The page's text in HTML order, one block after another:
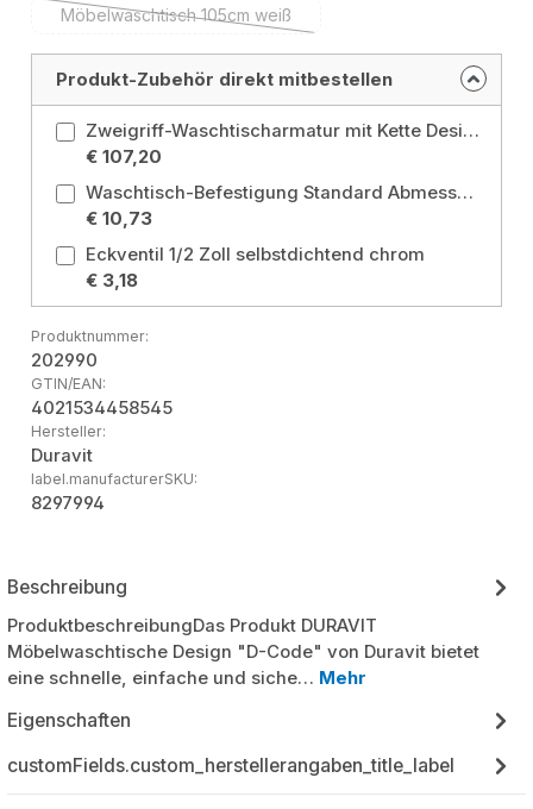
Möbelwaschtisch 105cm weiß
(Diese Option ist zurzeit nicht verfügbar.)
Produkt-Zubehör direkt mitbestellen
Zweigriff-Waschtischarmatur mit Kette Design LUNA Z
€ 107,20
Waschtisch-Befestigung Standard Abmessung: 10x140
€ 10,73
Eckventil 1/2 Zoll selbstdichtend chrom
€ 3,18
Produktnummer:
202990
GTIN/EAN:
4021534458545
Hersteller:
Duravit
label.manufacturerSKU:
8297994
Beschreibung
ProduktbeschreibungDas Produkt DURAVIT
Möbelwaschtische Design "D-Code" von Duravit bietet
eine schnelle, einfache und siche… Mehr
Eigenschaften
customFields.custom_herstellerangaben_title_label